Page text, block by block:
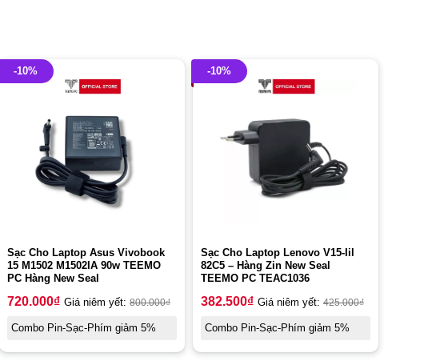
-10%
Sạc Cho Laptop Asus Vivobook
15 M1502 M1502IA 90w TEEMO
PC Hàng New Seal
720.000₫ Giá niêm yết: 800.000₫
Combo Pin-Sạc-Phím giảm 5%
-10%
Sạc Cho Laptop Lenovo V15-Iil
82C5 – Hàng Zin New Seal
TEEMO PC TEAC1036
382.500₫ Giá niêm yết: 425.000₫
Combo Pin-Sạc-Phím giảm 5%